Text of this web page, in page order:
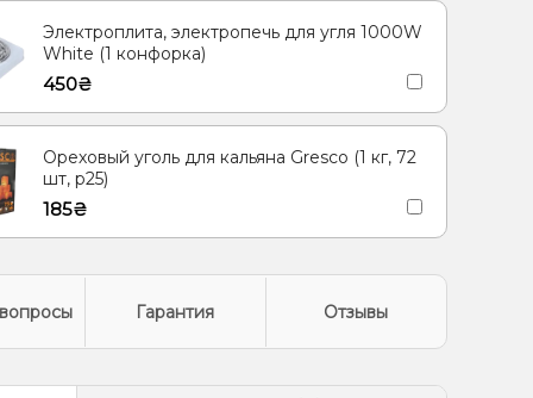
Электроплита, электропечь для угля 1000W
White (1 конфорка)
450₴
Ореховый уголь для кальяна Gresco (1 кг, 72
шт, р25)
185₴
Гарантия Отзывы